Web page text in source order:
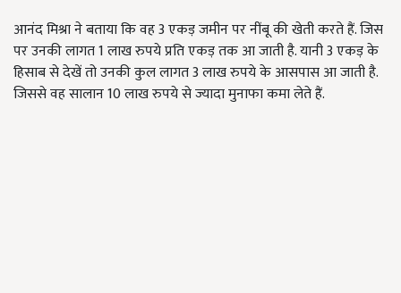
आनंद मिश्रा ने बताया कि वह 3 एकड़ जमीन पर नींबू की खेती करते हैं. जिस
पर उनकी लागत 1 लाख रुपये प्रति एकड़ तक आ जाती है. यानी 3 एकड़ के
हिसाब से देखें तो उनकी कुल लागत 3 लाख रुपये के आसपास आ जाती है.
जिससे वह सालान 10 लाख रुपये से ज्यादा मुनाफा कमा लेते हैं.